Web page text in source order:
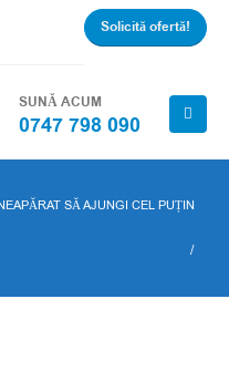
Solicită ofertă!
SUNĂ ACUM
0747 798 090
SĂ AJUNGI CEL PUȚIN